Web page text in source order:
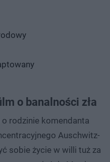
o banalności zła
rodzinie komendanta
Auschwitz-
sobie życie w willi tuż za